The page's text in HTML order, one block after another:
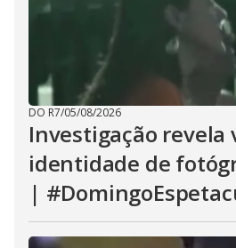
DO R7/05/08/2026
Investigação revela
identidade de
|